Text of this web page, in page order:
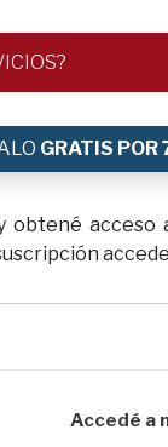
GRATIS POR
obtené acceso
Accedé a